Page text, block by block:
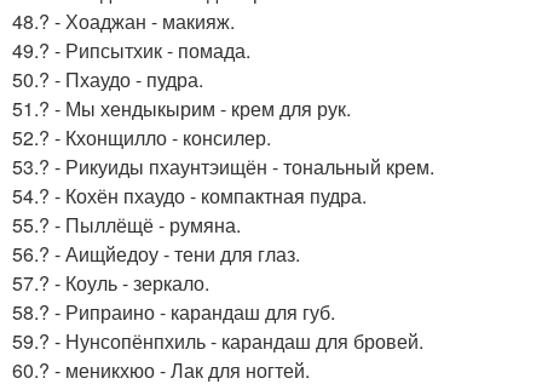
48.? - Хоаджан - макияж.
49.? - Рипсытхик - помада.
50.? - Пхаудо - пудра.
51.? - Мы хендыкырим - крем для рук.
52.? - Кхонщилло - консилер.
53.? - Рикуиды пхаунтэищён - тональный крем.
54.? - Кохён пхаудо - компактная пудра.
55.? - Пыллёщё - румяна.
56.? - Аищйедоу - тени для глаз.
57.? - Коуль - зеркало.
58.? - Рипраино - карандаш для губ.
59.? - Нунсопёнпхиль - карандаш для бровей.
60.? - меникхюо - Лак для ногтей.